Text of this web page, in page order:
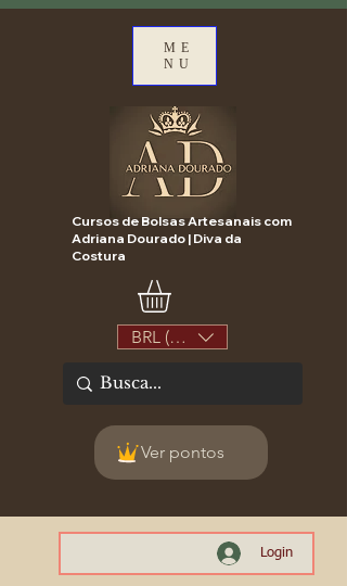
ME
NU
Cursos de Bolsas Artesanais com
Adriana Dourado | Diva da
Costura
BRL (R$)
Ver pontos
Login